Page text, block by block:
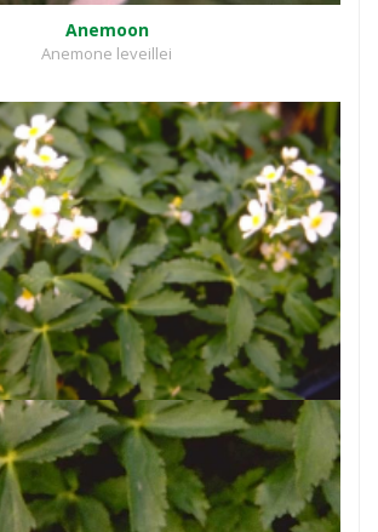
Anemoon
Anemone leveillei